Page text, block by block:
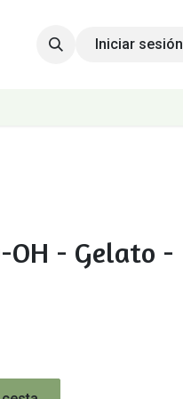
Iniciar sesión
OH - Gelato -